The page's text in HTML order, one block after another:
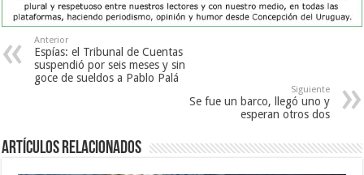
Anterior
Espías: el Tribunal de Cuentas
suspendió por seis meses y sin
goce de sueldos a Pablo Palá
Siguiente
Se fue un barco, llegó uno y
esperan otros dos
Artículos Relacionados